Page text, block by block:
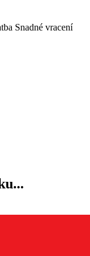
Snadné vracení